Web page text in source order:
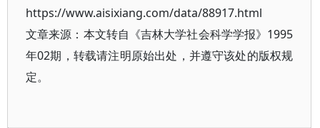
https://www.aisixiang.com/data/88917.html
文章来源：本文转自《吉林大学社会科学学报》1995
年02期，转载请注明原始出处，并遵守该处的版权规
定。